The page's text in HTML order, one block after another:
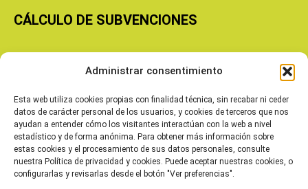
Administrar consentimiento
Esta web utiliza cookies propias con finalidad técnica, sin recabar ni ceder
datos de carácter personal de los usuarios, y cookies de terceros que nos
ayudan a entender cómo los visitantes interactúan con la web a nivel
estadístico y de forma anónima. Para obtener más información sobre
estas cookies y el procesamiento de sus datos personales, consulte
nuestra Política de privacidad y cookies. Puede aceptar nuestras cookies, o
configurarlas y revisarlas desde el botón "Ver preferencias".
CÁLCULO DE SUBVENCIONES